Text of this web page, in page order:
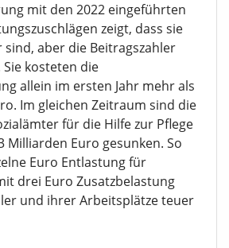
mit den 2022 eingeführten
zeigt, dass sie
aber die Beitragszahler
kosteten die
allein im ersten Jahr mehr als
Im gleichen Zeitraum sind die
für die Hilfe zur Pflege
Milliarden Euro gesunken. So
Euro Entlastung für
drei Euro Zusatzbelastung
und ihrer Arbeitsplätze teuer